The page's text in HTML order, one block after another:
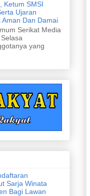
Ketum SMSI
Ujaran
Dan Damai
Serikat Media
yang
Sarja Winata
Bagi Lawan